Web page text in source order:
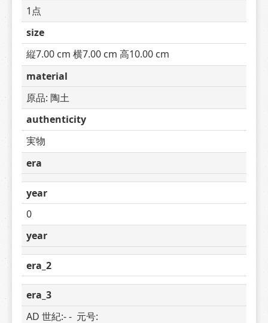
1点
size
縦7.00 cm 横7.00 cm 高10.00 cm
material
原品: 陶土
authenticity
実物
era
year
0
year
era_2
era_3
AD 世紀:- -  元号: